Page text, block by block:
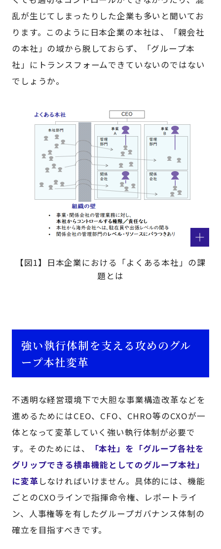
乱が生じてしまったりした企業も多いと聞いてお
ります。このように日本企業の本社は、「親会社
の本社」の域から脱しておらず、「グループ本
社」にトランスフォームできていないのではない
でしょうか。
【図1】日本企業における「よくある本社」の課
題とは
強い執行体制を支える攻めのグル
ープ本社変革
不透明な経営環境下で大胆な事業構造改革などを
進めるためにはCEO、CFO、CHRO等のCXOが一
体となって変革していく強い執行体制が必要で
す。そのためには、
「本社」を「グループ各社を
グリップできる横串機能としてのグループ本社」
に変革 しなければいけません。具体的には、機能
ごとのCXOラインで指揮命令権、レポートライ
ン、人事権等を有したグループガバナンス体制の
確立を目指すべきです。